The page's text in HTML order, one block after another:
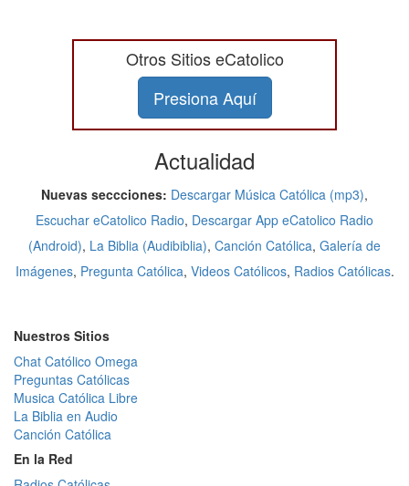
Otros Sitios eCatolico
Presiona Aquí
Actualidad
Nuevas seccciones: Descargar Música Católica (mp3),
Escuchar eCatolico Radio, Descargar App eCatolico Radio
(Android), La Biblia (Audibiblia), Canción Católica, Galería de
Imágenes, Pregunta Católica, Videos Católicos, Radios Católicas.
Nuestros Sitios
Chat Católico Omega
Preguntas Católicas
Musica Católica Libre
La Biblia en Audio
Canción Católica
En la Red